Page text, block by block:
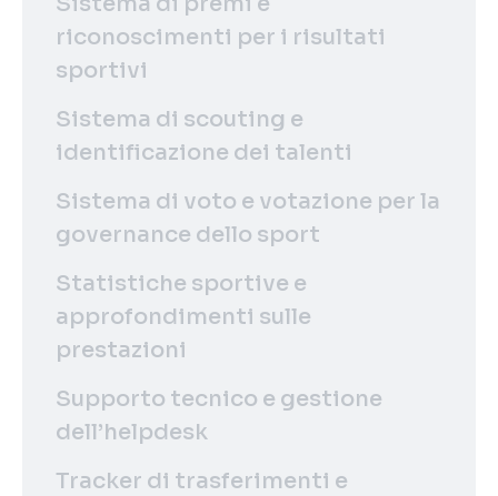
riconoscimenti per i risultati
sportivi
Sistema di scouting e
identificazione dei talenti
Sistema di voto e votazione per la
governance dello sport
Statistiche sportive e
approfondimenti sulle
prestazioni
Supporto tecnico e gestione
dell’helpdesk
Tracker di trasferimenti e